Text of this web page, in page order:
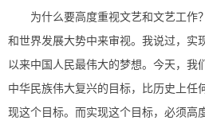
为什么要高度重视文艺和文艺工作
和世界发展大势中来审视。我说过，实
以来中国人民最伟大的梦想。今天，我
中华民族伟大复兴的目标，比历史上任
现这个目标。而实现这个目标，必须高